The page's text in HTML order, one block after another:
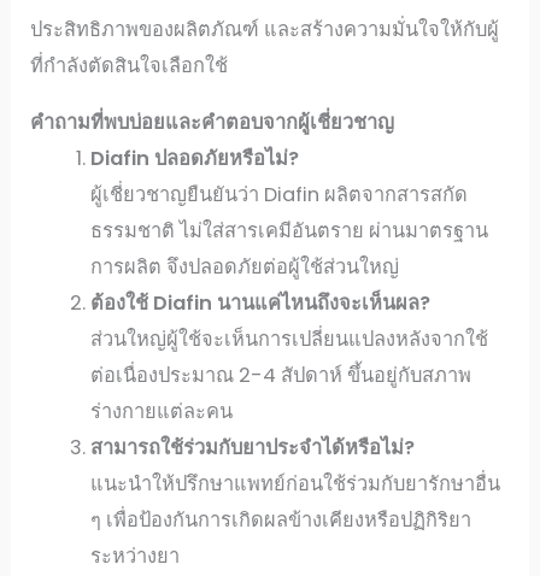
ประสิทธิภาพของผลิตภัณฑ์ และสร้างความมั่นใจให้กับผู้
ที่กำลังตัดสินใจเลือกใช้
คำถามที่พบบ่อยและคำตอบจากผู้เชี่ยวชาญ
Diafin ปลอดภัยหรือไม่?
ผู้เชี่ยวชาญยืนยันว่า Diafin ผลิตจากสารสกัด
ธรรมชาติ ไม่ใส่สารเคมีอันตราย ผ่านมาตรฐาน
การผลิต จึงปลอดภัยต่อผู้ใช้ส่วนใหญ่
ต้องใช้ Diafin นานแค่ไหนถึงจะเห็นผล?
ส่วนใหญ่ผู้ใช้จะเห็นการเปลี่ยนแปลงหลังจากใช้
ต่อเนื่องประมาณ 2-4 สัปดาห์ ขึ้นอยู่กับสภาพ
ร่างกายแต่ละคน
สามารถใช้ร่วมกับยาประจำได้หรือไม่?
แนะนำให้ปรึกษาแพทย์ก่อนใช้ร่วมกับยารักษาอื่น
ๆ เพื่อป้องกันการเกิดผลข้างเคียงหรือปฏิกิริยา
ระหว่างยา